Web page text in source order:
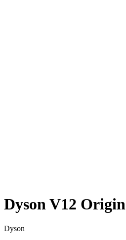
Dyson V12 Origin
Dyson